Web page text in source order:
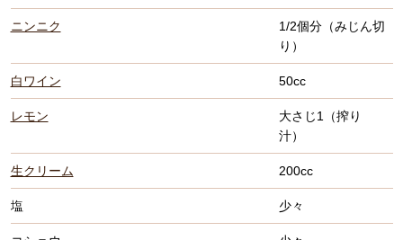
ニンニク
1/2個分（みじん切
り）
白ワイン 50cc
レモン
大さじ1（搾り
汁）
生クリーム 200cc
塩 少々